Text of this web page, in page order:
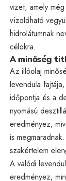
vizet, amely
vízoldható
hidrolátumnak
célokra.
A minőség
Az illóolaj
levendula
időpontja és a
nyomású
eredményez,
is
szakértelem
A valódi
eredményez,